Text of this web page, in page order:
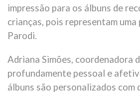
impressão para os álbuns de
crianças, pois representam
Parodi.
Adriana Simões, coordenadora
profundamente pessoal e
álbuns são personalizados